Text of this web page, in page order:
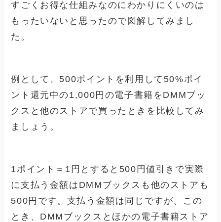
すごくお得な仕組みなのにわかりにくいのは
もったいないと思ったので図解してみまし
た。
例として、500ポイントを利用して50%ポイ
ント還元中の1,000円の電子書籍をDMMブッ
クスと他のストアで買ったときを比較してみ
ましょう。
1ポイント＝1円とすると500円値引きで実際
に支払う金額はDMMブックスも他のストアも
500円です。支払う金額は同じですが、この
とき、DMMブックスとほかの電子書籍ストア